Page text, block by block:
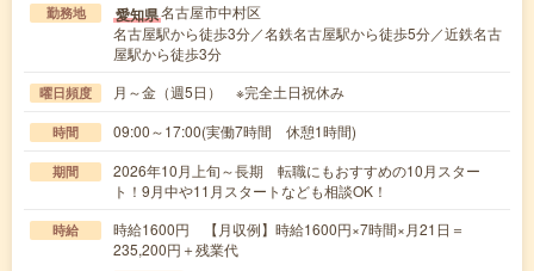
勤務地 愛知県名古屋市中村区
名古屋駅から徒歩3分／名鉄名古屋駅から徒歩5分／近鉄名古
屋駅から徒歩3分
曜日頻度 月～金（週5日） ※完全土日祝休み
時間 09:00～17:00(実働7時間 休憩1時間)
期間
2026年10月上旬～長期 転職にもおすすめの10月スター
ト！9月中や11月スタートなども相談OK！
時給
時給1600円 【月収例】時給1600円×7時間×月21日＝
235,200円＋残業代